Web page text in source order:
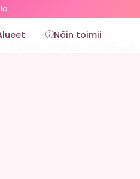
Näin toimii
Helsinki. Etsitkö casual-